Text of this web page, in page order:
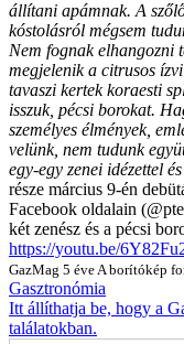
állítani apámnak. A
kóstolásról mégsem
Nem fognak elhangozni
megjelenik a citrusos
tavaszi kertek koraesti
isszuk, pécsi borokat.
személyes élmények,
velünk, nem tudunk
egy-egy zenei idézettel
része március 9-én
Facebook oldalain
két zenész és a pécsi
https://youtu.be/
GazMag 5 éve A borítókép
Gasztronómia
Itt állíthatja be, hogy a
találatokban.